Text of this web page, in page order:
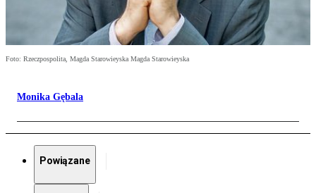
Foto: Rzeczpospolita, Magda Starowieyska Magda Starowieyska
Monika Gębala
Powiązane